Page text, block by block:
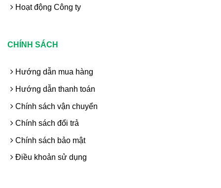
Hoạt động Công ty
CHÍNH SÁCH
Hướng dẫn mua hàng
Hướng dẫn thanh toán
Chính sách vận chuyển
Chính sách đổi trả
Chính sách bảo mật
Điều khoản sử dụng